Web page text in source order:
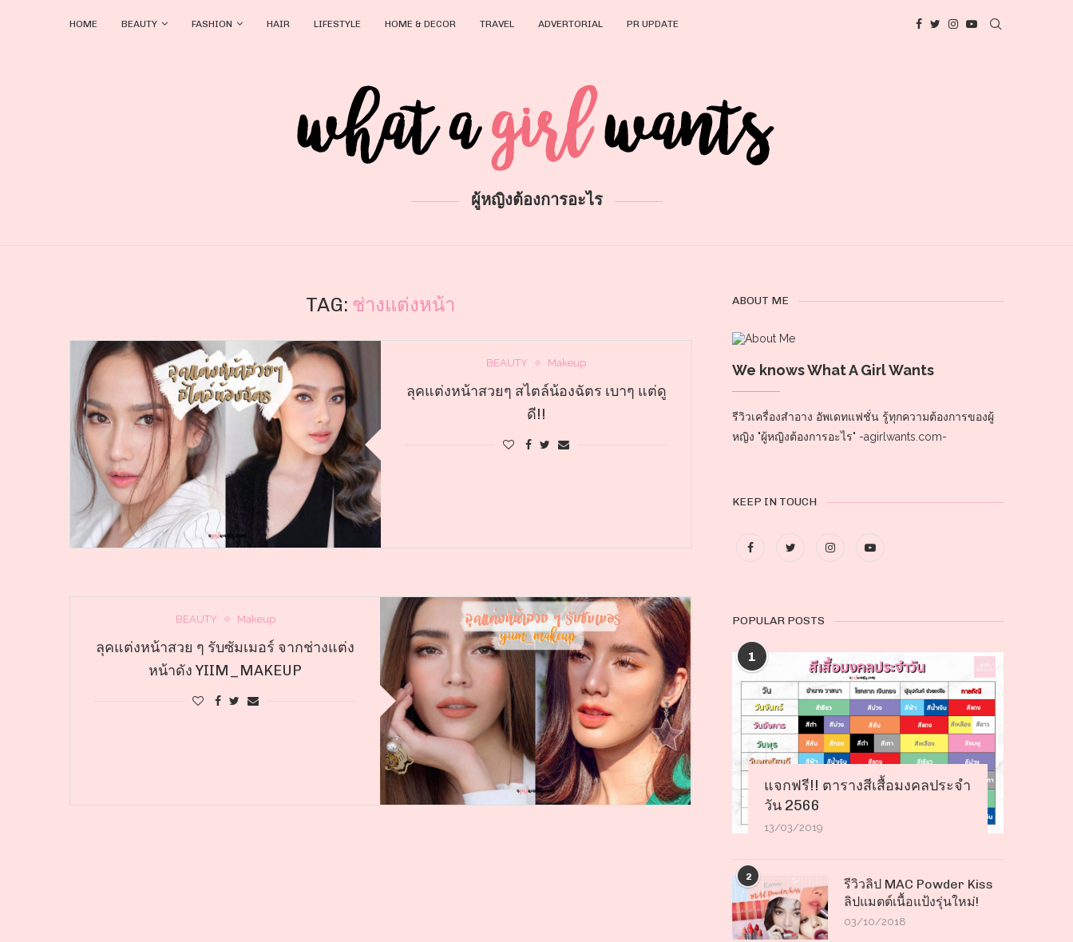
HOME BEAUTY FASHION HAIR LIFESTYLE HOME & DECOR TRAVEL ADVERTORIAL PR UPDATE
ผู้หญิงต้องการอะไร
TAG: ช่างแต่งหน้า
BEAUTY Makeup
ลุคแต่งหน้าสวยๆ สไตล์น้องฉัตร เบาๆ แต่ดู
ดี!!
BEAUTY Makeup
ลุคแต่งหน้าสวย ๆ รับซัมเมอร์ จากช่างแต่ง
หน้าดัง YIIM_MAKEUP
ABOUT ME
We knows What A Girl Wants
รีวิวเครื่องสำอาง อัพเดทแฟชั่น รู้ทุกความต้องการของผู้
หญิง "ผู้หญิงต้องการอะไร" -agirlwants.com-
KEEP IN TOUCH
POPULAR POSTS
1
แจกฟรี!! ตารางสีเสื้อมงคลประจำ
วัน 2566
13/03/2019
2
รีวิวลิป MAC Powder Kiss
ลิปแมตต์เนื้อแป้งรุ่นใหม่!
03/10/2018